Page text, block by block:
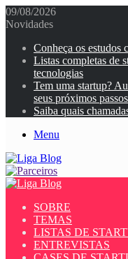
09/08/2026
Novidades
Conheça os estudos
Listas completas de
tecnologias
Tem uma startup?
seus próximos passos
Saiba quais
Menu
SOBRE
TEMAS
LISTAS DE
ENTREVISTAS